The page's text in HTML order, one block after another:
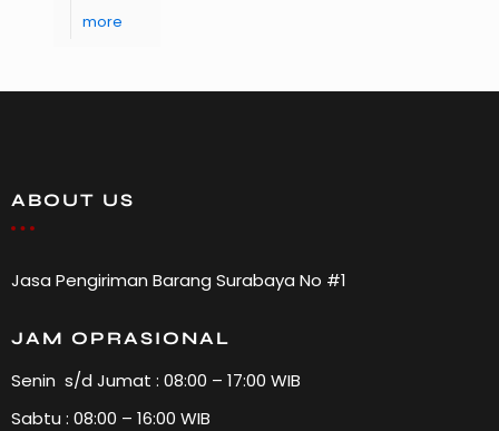
more
ABOUT US
Jasa Pengiriman Barang Surabaya No #1
JAM OPRASIONAL
Senin s/d Jumat : 08:00 – 17:00 WIB
Sabtu : 08:00 – 16:00 WIB